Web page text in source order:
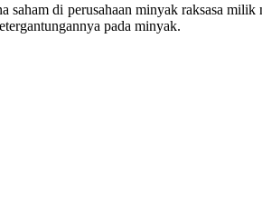
di perusahaan minyak raksasa
pada minyak.